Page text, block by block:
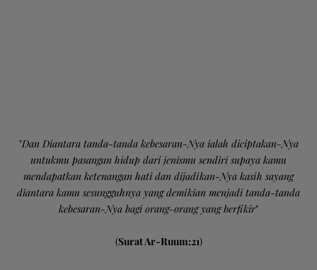
"Dan Diantara tanda-tanda kebesaran-Nya ialah diciptakan-Nya
untukmu pasangan hidup dari jenismu sendiri supaya kamu
mendapatkan ketenangan hati dan dijadikan-Nya kasih sayang
diantara kamu sesungguhnya yang demikian menjadi tanda-tanda
kebesaran-Nya bagi orang-orang yang berfikir"
(Surat Ar-Ruum:21)